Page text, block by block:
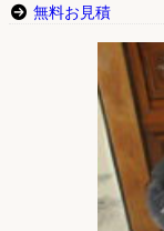
無料お見積